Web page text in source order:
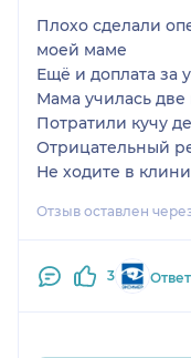
Плохо сделали
моей маме
Ещё и доплата за
Мама училась две
Потратили кучу
Отрицательный
Не ходите в
Отзыв оставлен
3